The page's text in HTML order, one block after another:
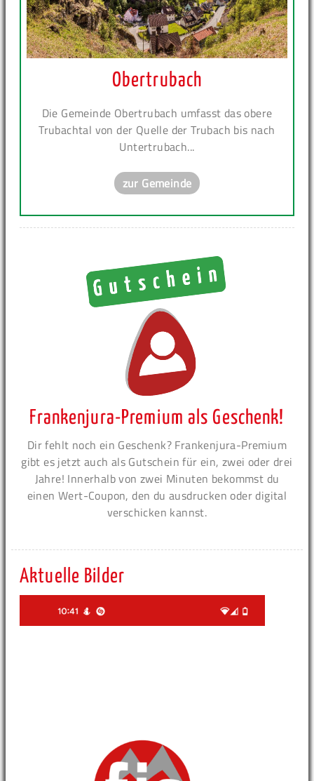
Obertrubach
Die Gemeinde Obertrubach umfasst das obere
Trubachtal von der Quelle der Trubach bis nach
Untertrubach...
zur Gemeinde
Frankenjura-Premium als Geschenk!
Dir fehlt noch ein Geschenk? Frankenjura-Premium
gibt es jetzt auch als Gutschein für ein, zwei oder drei
Jahre! Innerhalb von zwei Minuten bekommst du
einen Wert-Coupon, den du ausdrucken oder digital
verschicken kannst.
Aktuelle Bilder